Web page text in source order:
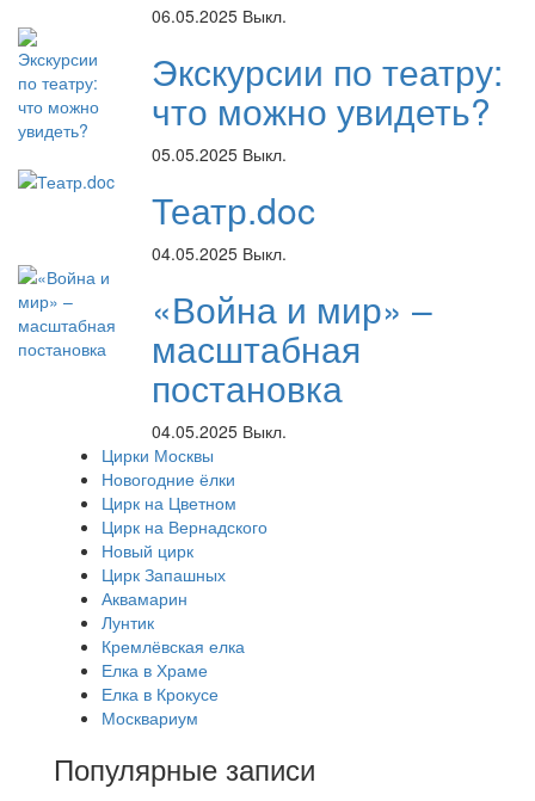
06.05.2025 Выкл.
Экскурсии по театру:
что можно увидеть?
05.05.2025 Выкл.
Театр.doc
04.05.2025 Выкл.
«Война и мир» –
масштабная
постановка
04.05.2025 Выкл.
Цирки Москвы
Новогодние ёлки
Цирк на Цветном
Цирк на Вернадского
Новый цирк
Цирк Запашных
Аквамарин
Лунтик
Кремлёвская елка
Елка в Храме
Елка в Крокусе
Москвариум
Популярные записи